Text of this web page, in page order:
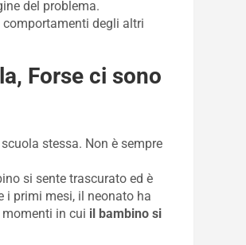
del problema.
degli altri
Forse ci sono
stessa. Non è sempre
si sente trascurato ed è
i primi mesi, il neonato ha
in cui il bambino si